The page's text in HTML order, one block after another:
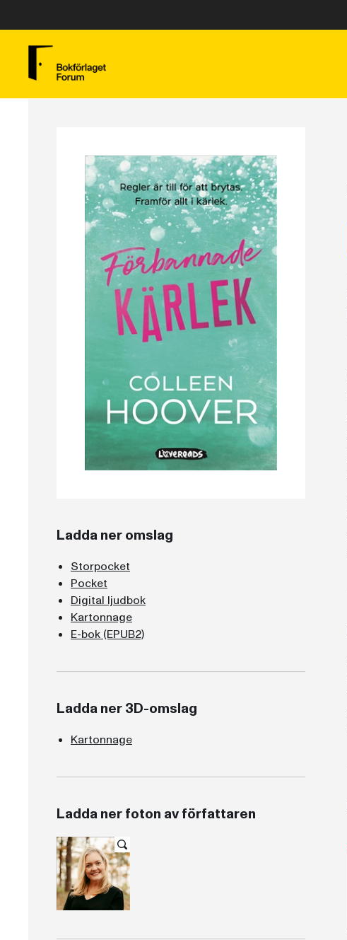
Ladda ner omslag
Storpocket
Pocket
Digital ljudbok
Kartonnage
E-bok (EPUB2)
Ladda ner 3D-omslag
Kartonnage
Ladda ner foton av författaren